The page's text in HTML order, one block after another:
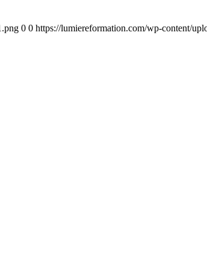
0 0 https://lumiereformation.com/wp-content/